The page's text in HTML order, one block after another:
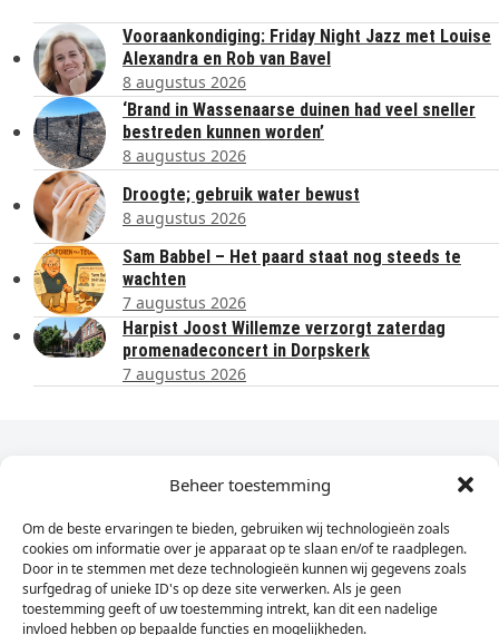
Beheer toestemming
Om de beste ervaringen te bieden, gebruiken wij technologieën zoals
cookies om informatie over je apparaat op te slaan en/of te raadplegen.
Door in te stemmen met deze technologieën kunnen wij gegevens zoals
surfgedrag of unieke ID's op deze site verwerken. Als je geen
toestemming geeft of uw toestemming intrekt, kan dit een nadelige
invloed hebben op bepaalde functies en mogelijkheden.
Vooraankondiging: Friday Night Jazz met Louise
Alexandra en Rob van Bavel
8 augustus 2026
‘Brand in Wassenaarse duinen had veel sneller
bestreden kunnen worden’
8 augustus 2026
Droogte; gebruik water bewust
8 augustus 2026
Sam Babbel – Het paard staat nog steeds te
wachten
7 augustus 2026
Harpist Joost Willemze verzorgt zaterdag
promenadeconcert in Dorpskerk
7 augustus 2026
Dagelijks het laatste nieuws in je e-mail?
Vul
hier
je
e-
Sign Up